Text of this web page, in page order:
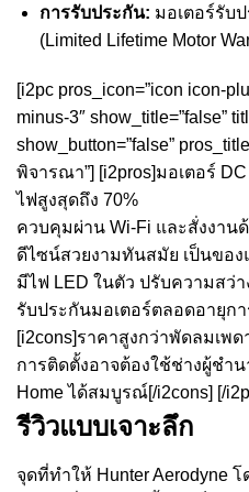
การรับประกัน: มอเตอร์รับ
(Limited Lifetime Motor
[i2pc pros_icon=”icon icon-
minus-3″ show_title=”false”
show_button=”false”
พิจารณา”] [i2pros]มอเตอร์
ไฟสูงสุดถึง 70%
ควบคุมผ่าน Wi-Fi และสั่งงาน
ดีไซน์สวยงามทันสมัย เป็นของ
มีไฟ LED ในตัว ปรับความสว่า
รับประกันมอเตอร์ตลอดอายุกา
[i2cons]ราคาสูงกว่าพัดลมเพด
การติดตั้งอาจต้องใช้ช่างผู้ชำ
Home ได้สมบูรณ์[/i2cons] [/
รีวิวแบบเจาะลึก
จุดที่ทำให้ Hunter Aerodyne